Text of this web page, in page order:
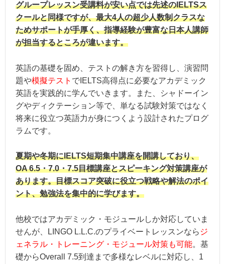
グループレッスン受講料が安い点では先述のIELTSス
クールと同様ですが、最大4人の超少人数制クラスな
ためサポートが手厚く、指導経験が豊富な日本人講師
が担当するところが違います。
英語の基礎を固め、テストの解き方を習得し、演習問
題や模擬テスト でIELTS高得点に必要なアカデミック
英語を実践的に学んでいきます。また、シャドーイン
グやディクテーション等で、単なる試験対策ではなく
将来に役立つ英語力が身につくよう設計されたプログ
ラムです。
夏期や冬期にIELTS短期集中講座を開講しており、
OA 6.5・7.0・7.5目標講座とスピーキング対策講座が
あります。目標スコア突破に役立つ戦略や解法のポイ
ント、勉強法を集中的に学びます。
他校ではアカデミック・モジュールしか対応していま
せんが、LINGO L.L.C.のプライベートレッスンなら ジ
ェネラル・トレーニング・モジュール対策も可能。基
礎からOverall 7.5到達まで多様なレベルに対応し、1